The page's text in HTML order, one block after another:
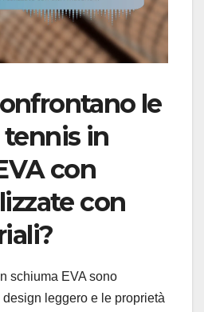
le
tennis in
con
con
schiuma EVA sono
leggero e le proprietà